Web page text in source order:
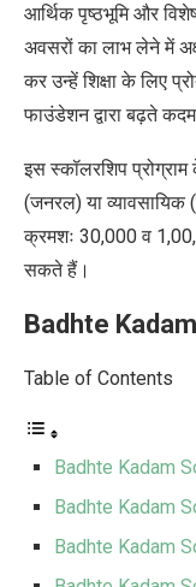
आर्थिक पृष्ठभूमि और
अवसरों का लाभ लेने में
कर उन्हें शिक्षा के लिए
फाउंडेशन द्वारा बढ़ते
इस स्कॉलरशिप प्रोग्राम
(जनरल) या
क्रमशः 30,000 व
सकते हैं।
Badhte
Table of Contents
Badhte Kadam
Badhte Kadam
Badhte Kadam